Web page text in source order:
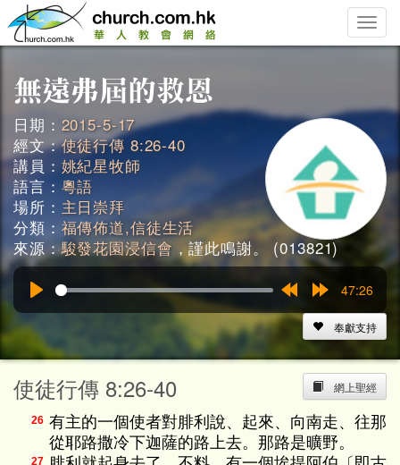
Toggle
日期： 2015-5-17
經文：使徒行傳 8:26-40
講員： 姚紀星牧師
語言： 粵語
場所： 主日崇拜
分類： 福傳佈道,信徒生活
來源：駿發花園浸信會 ，謹此鳴謝。 (013821)
15s
15s
47:26
奉獻支持
網上聖經
使徒行傳 8:26-40
26 有主的一個使者對腓利說、起來、向南走、往那
從耶路撒冷下迦薩的路上去。那路是曠野。
27